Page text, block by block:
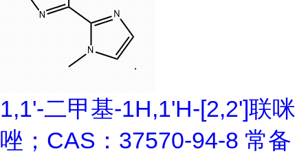
1,1'-二甲基-1H,1'H-[2,2']联咪
唑；CAS：37570-94-8 常备